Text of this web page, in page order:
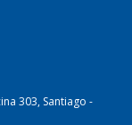
303, Santiago -